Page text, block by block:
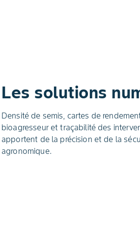
Les solutions
Densité de semis, cartes de
bioagresseur et traçabilité des
apportent de la précision et de la
agronomique.